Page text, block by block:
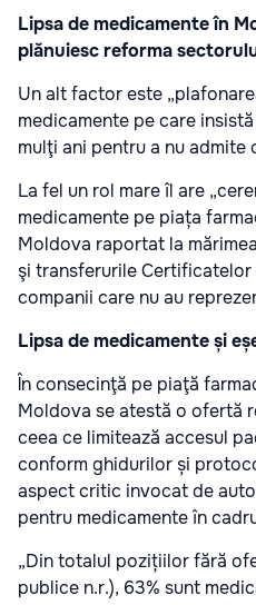
Lipsa de medicamente în
plănuiesc reforma
Un alt factor este
medicamente pe care
mulţi ani pentru a nu
La fel un rol mare îl are
medicamente pe piața
Moldova raportat la
şi transferurile
companii care nu au
Lipsa de medicamente și
În consecinţă pe piaţă
Moldova se atestă o ofertă
ceea ce limitează accesul
conform ghidurilor și
aspect critic invocat de
pentru medicamente în
„Din totalul pozițiilor fără
publice n.r.), 63% sunt